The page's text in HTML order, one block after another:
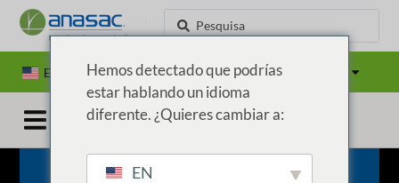
EN ES PT
CENTROS DE PRODUÇÃO
Hemos detectado que podrías
estar hablando un idioma
diferente. ¿Quieres cambiar a:
EN